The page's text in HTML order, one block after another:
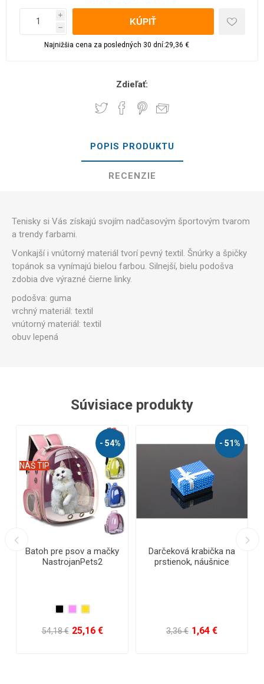
i
h
Najnižšia cena za posledných 30 dní:29,36 €
Zdieľať:
POPIS PRODUKTU
RECENZIE
Tenisky si Vás získajú svojím nadčasovým športovým tvarom
a trendy farbami.
Vonkajší i vnútorný materiál tvorí pevný textil. Šnúrky a špičky
topánok sa vynímajú bielou farbou. Silnejší, bielu podošva
zdobia dve výrazné čierne linky.
podošva: guma
vrchný materiál: textil
vnútorný materiál: textil
obuv lepená
Súvisiace produkty
- 54%
NÁŠ TIP
Batoh pre psov a mačky
NastrojanPets2
54,18 € 25,16 €
- 51%
Darčeková krabička na
prstienok, náušnice
3,36 € 1,64 €